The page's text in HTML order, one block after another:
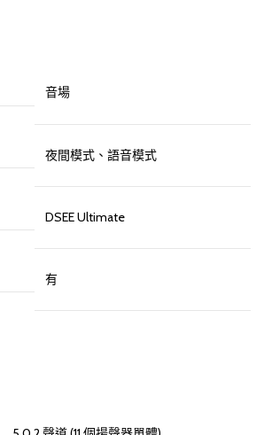
音場
夜間模式、語音模式
DSEE Ultimate
有